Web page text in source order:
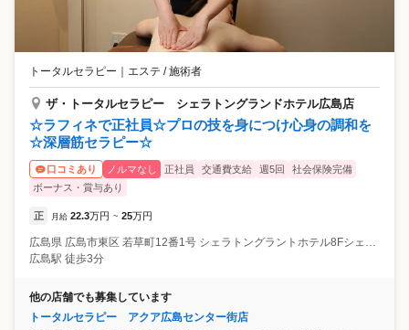
トータルセラピー エステ / 施術者
ザ・トータルセラピー シェラトングランドホテル広島店
☆ラフィネで正社員☆プロの技を身につけ心身の調和を
☆深層筋セラピー☆
口コミあり ノルマなし 正社員 交通費支給 週5回
社会保険完備
ボーナス・賞与あり
正 月給 22.3万円 ~ 25万円
広島県 広島市東区 若草町12番1号 シェラトングラントホテル8Fシェラトンシャインスパ内
広島駅 徒歩3分
他の店舗でも募集しています
トータルセラピー アクア広島センター街店